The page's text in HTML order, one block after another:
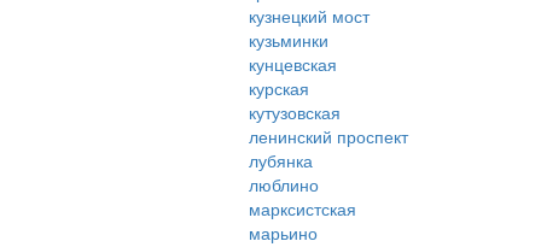
кузнецкий мост
кузьминки
кунцевская
курская
кутузовская
ленинский проспект
лубянка
люблино
марксистская
марьино